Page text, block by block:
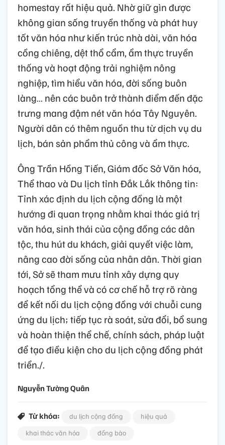
homestay rất hiệu quả. Nhờ giữ gìn được
không gian sống truyền thống và phát huy
tốt văn hóa như kiến trúc nhà dài, văn hóa
cồng chiêng, dệt thổ cẩm, ẩm thực truyền
thống và hoạt động trải nghiệm nông
nghiệp, tìm hiểu văn hóa, đời sống buôn
làng… nên các buôn trở thành điểm đến đặc
trưng mang đậm nét văn hóa Tây Nguyên.
Người dân có thêm nguồn thu từ dịch vụ du
lịch, bán sản phẩm thủ công và ẩm thực.
Ông Trần Hồng Tiến, Giám đốc Sở Văn hóa,
Thể thao và Du lịch tỉnh Đắk Lắk thông tin:
Tỉnh xác định du lịch cộng đồng là một
hướng đi quan trọng nhằm khai thác giá trị
văn hóa, sinh thái của cộng đồng các dân
tộc, thu hút du khách, giải quyết việc làm,
nâng cao đời sống của nhân dân. Thời gian
tới, Sở sẽ tham mưu tỉnh xây dựng quy
hoạch tổng thể và có cơ chế hỗ trợ rõ ràng
để kết nối du lịch cộng đồng với chuỗi cung
ứng du lịch; tiếp tục rà soát, sửa đổi, bổ sung
và hoàn thiện thể chế, chính sách, pháp luật
để tạo điều kiện cho du lịch cộng đồng phát
triển./.
Nguyễn Tường Quân
Từ khóa: du lịch cộng đồng
hiệu quả
khai thác văn hóa
đồng bào